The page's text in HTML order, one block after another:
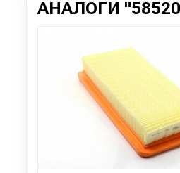
АНАЛОГИ